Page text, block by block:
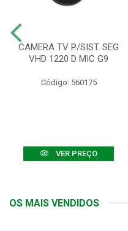
CAMERA TV P/SIST. SEG
VHD 1220 D MIC G9
Código: 560175
VER PREÇO
OS MAIS VENDIDOS